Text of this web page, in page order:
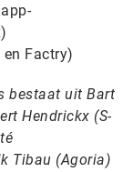
Factry)
bestaat uit Bart
Hendrickx (S-
Tibau (Agoria)